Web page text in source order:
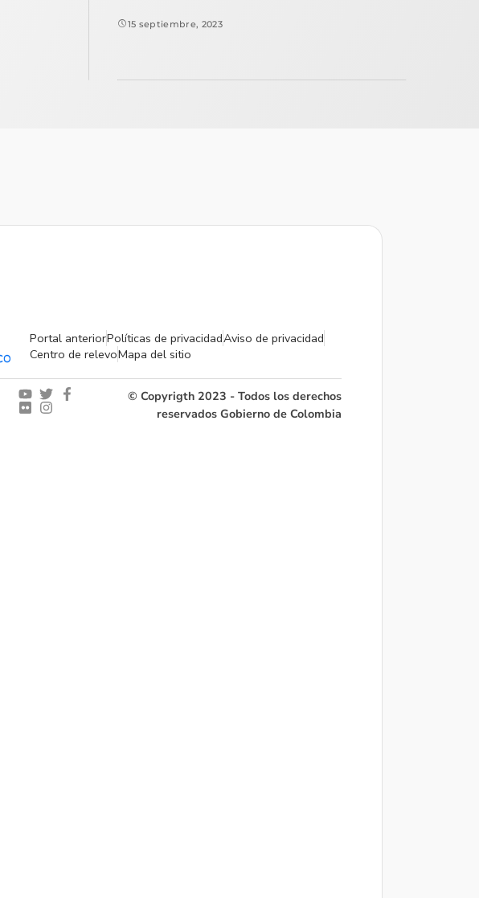
15 septiembre, 2023
Portal anteriorPolíticas de privacidadAviso de privacidad
Centro de relevoMapa del sitio
© Copyrigth 2023 - Todos los derechos
reservados Gobierno de Colombia